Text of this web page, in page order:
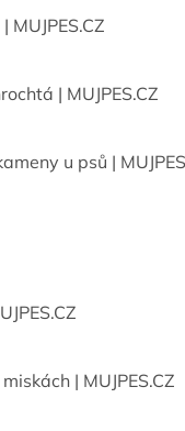
MUJPES.CZ
| MUJPES.CZ
u psů |
| MUJPES.CZ